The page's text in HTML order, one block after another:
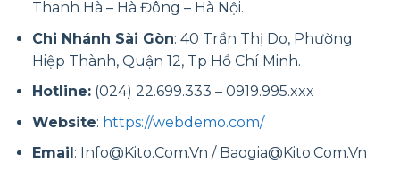
Thanh Hà – Hà Đông – Hà Nội.
Chi Nhánh Sài Gòn: 40 Trần Thị Do, Phường
Hiệp Thành, Quận 12, Tp Hồ Chí Minh.
Hotline:(024) 22.699.333 – 0919.995.xxx
Website: https://webdemo.com/
Email: Info@Kito.Com.Vn / Baogia@Kito.Com.Vn